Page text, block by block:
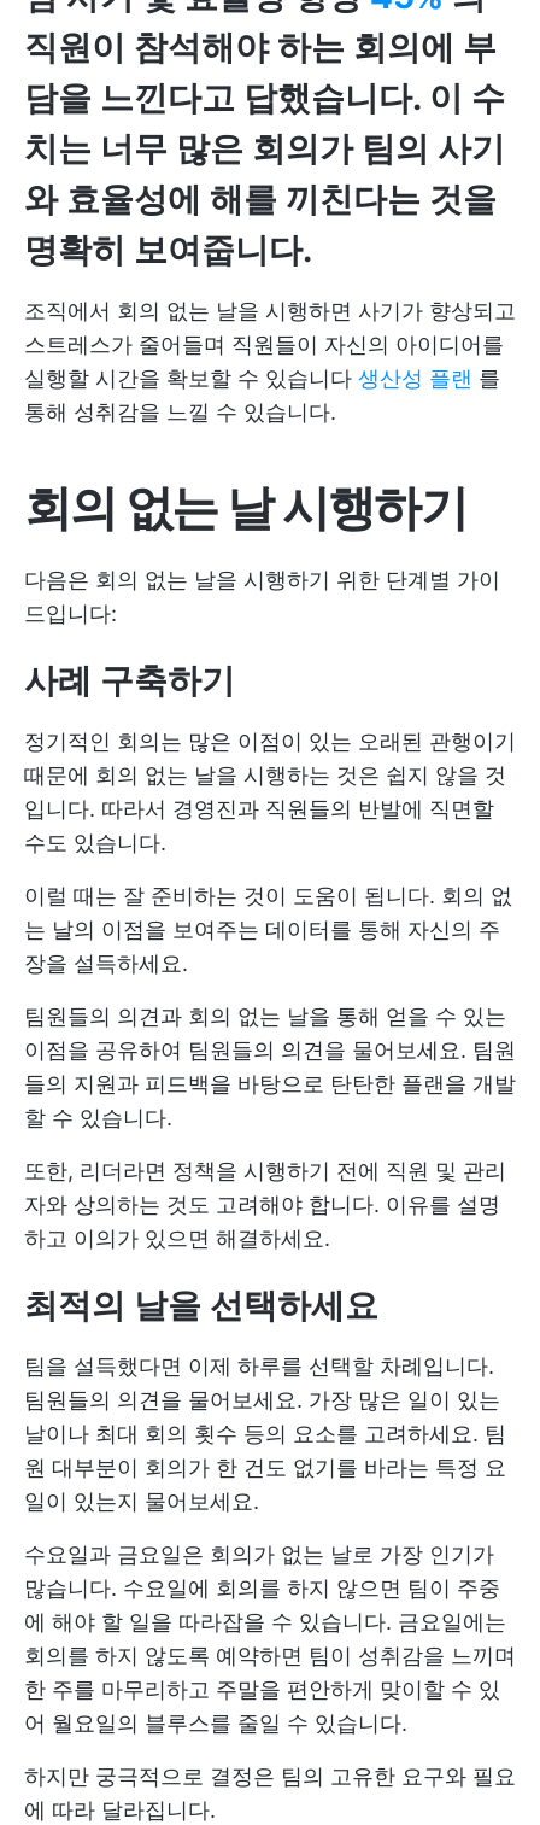
직원이 참석해야 하는 회의에 부
담을 느낀다고 답했습니다. 이 수
치는 너무 많은 회의가 팀의 사기
와 효율성에 해를 끼친다는 것을
명확히 보여줍니다.
조직에서 회의 없는 날을 시행하면 사기가 향상되고
스트레스가 줄어들며 직원들이 자신의 아이디어를
실행할 시간을 확보할 수 있습니다 생산성 플랜 를
통해 성취감을 느낄 수 있습니다.
회의 없는 날 시행하기
다음은 회의 없는 날을 시행하기 위한 단계별 가이
드입니다:
사례 구축하기
정기적인 회의는 많은 이점이 있는 오래된 관행이기
때문에 회의 없는 날을 시행하는 것은 쉽지 않을 것
입니다. 따라서 경영진과 직원들의 반발에 직면할
수도 있습니다.
이럴 때는 잘 준비하는 것이 도움이 됩니다. 회의 없
는 날의 이점을 보여주는 데이터를 통해 자신의 주
장을 설득하세요.
팀원들의 의견과 회의 없는 날을 통해 얻을 수 있는
이점을 공유하여 팀원들의 의견을 물어보세요. 팀원
들의 지원과 피드백을 바탕으로 탄탄한 플랜을 개발
할 수 있습니다.
또한, 리더라면 정책을 시행하기 전에 직원 및 관리
자와 상의하는 것도 고려해야 합니다. 이유를 설명
하고 이의가 있으면 해결하세요.
최적의 날을 선택하세요
팀을 설득했다면 이제 하루를 선택할 차례입니다.
팀원들의 의견을 물어보세요. 가장 많은 일이 있는
날이나 최대 회의 횟수 등의 요소를 고려하세요. 팀
원 대부분이 회의가 한 건도 없기를 바라는 특정 요
일이 있는지 물어보세요.
수요일과 금요일은 회의가 없는 날로 가장 인기가
많습니다. 수요일에 회의를 하지 않으면 팀이 주중
에 해야 할 일을 따라잡을 수 있습니다. 금요일에는
회의를 하지 않도록 예약하면 팀이 성취감을 느끼며
한 주를 마무리하고 주말을 편안하게 맞이할 수 있
어 월요일의 블루스를 줄일 수 있습니다.
하지만 궁극적으로 결정은 팀의 고유한 요구와 필요
에 따라 달라집니다.